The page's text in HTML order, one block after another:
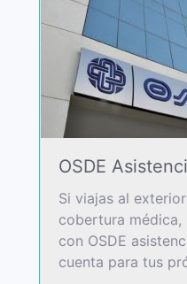
OSDE
Si viajas al
cobertura
con OSDE
cuenta para tus